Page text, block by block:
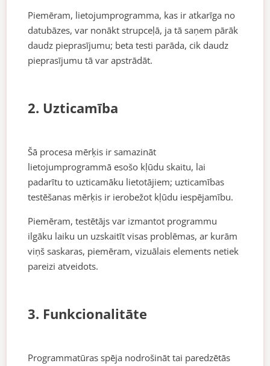
Piemēram, lietojumprogramma, kas ir atkarīga no
datubāzes, var nonākt strupceļā, ja tā saņem pārāk
daudz pieprasījumu; beta testi parāda, cik daudz
pieprasījumu tā var apstrādāt.
2. Uzticamība
Šā procesa mērķis ir samazināt
lietojumprogrammā esošo kļūdu skaitu, lai
padarītu to uzticamāku lietotājiem; uzticamības
testēšanas mērķis ir ierobežot kļūdu iespējamību.
Piemēram, testētājs var izmantot programmu
ilgāku laiku un uzskaitīt visas problēmas, ar kurām
viņš saskaras, piemēram, vizuālais elements netiek
pareizi atveidots.
3. Funkcionalitāte
Programmatūras spēja nodrošināt tai paredzētās